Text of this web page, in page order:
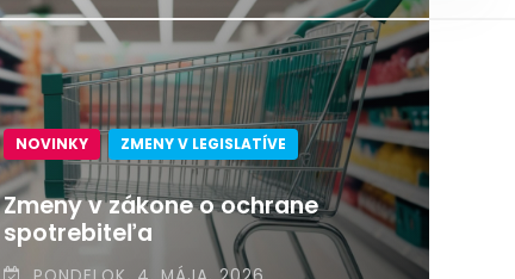
NOVINKY ZMENY V LEGISLATÍVE
Zmeny v zákone o ochrane
spotrebiteľa